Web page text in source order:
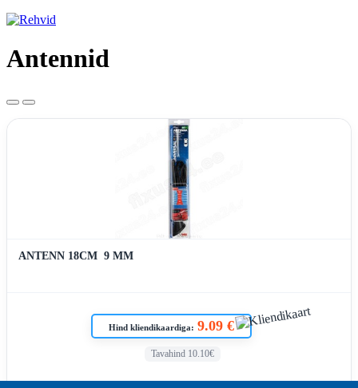
Antennid
ANTENN 18CM  9 MM
Hind kliendikaardiga: 9.09 €
Tavahind 10.10€